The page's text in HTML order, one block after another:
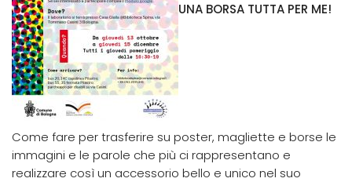
UNA BORSA TUTTA PER ME!
Come fare per trasferire su poster, magliette e borse le
immagini e le parole che più ci rappresentano e
realizzare così un accessorio bello e unico nel suo